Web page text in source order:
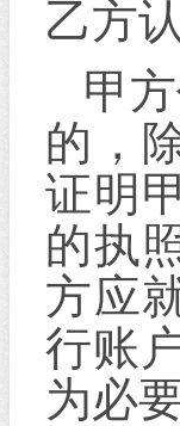
乙方
甲
的，
证明
的执
方应
行账
为必